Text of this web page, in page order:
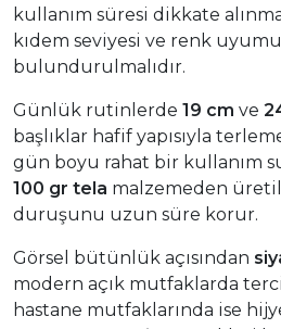
kullanım süresi dikkate
kıdem seviyesi ve renk
bulundurulmalıdır.
Günlük rutinlerde 19 cm ve
başlıklar hafif yapısıyla
gün boyu rahat bir kullanım
100 gr tela malzemeden
duruşunu uzun süre korur.
Görsel bütünlük açısından
modern açık mutfaklarda
hastane mutfaklarında ise